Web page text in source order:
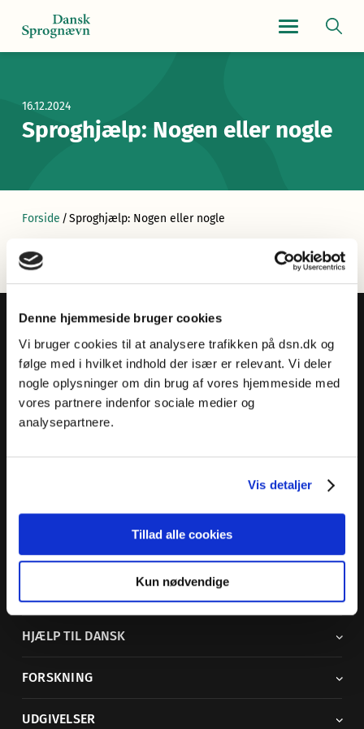
Denne hjemmeside bruger cookies
Vi bruger cookies til at analysere trafikken på dsn.dk og
følge med i hvilket indhold der især er relevant. Vi deler
nogle oplysninger om din brug af vores hjemmeside med
vores partnere indenfor sociale medier og
analysepartnere.
Vis detaljer
Tillad alle cookies
Kun nødvendige
16.12.2024
Sproghjælp: Nogen eller nogle
Forside /Sproghjælp: Nogen eller nogle
Dansk Sprognævn
Adelgade 119 B
5400 Bogense
adm@dsn.dk
HJÆLP TIL DANSK
FORSKNING
UDGIVELSER